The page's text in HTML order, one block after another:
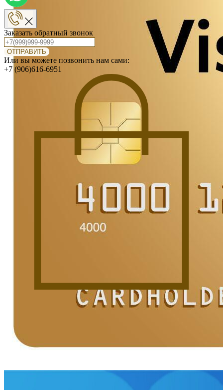
Заказать обратный звонок
ОТПРАВИТЬ
Или вы можете позвонить нам сами:
+7 (906)616-6951